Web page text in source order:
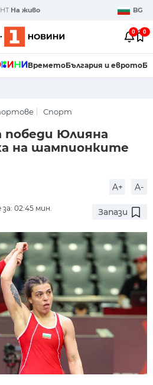
На живо BG
0 0
ВреметоБългария и еврото
Спорт
Юлияна
на шампионките
A+ A-
02:45 мин.
Запази